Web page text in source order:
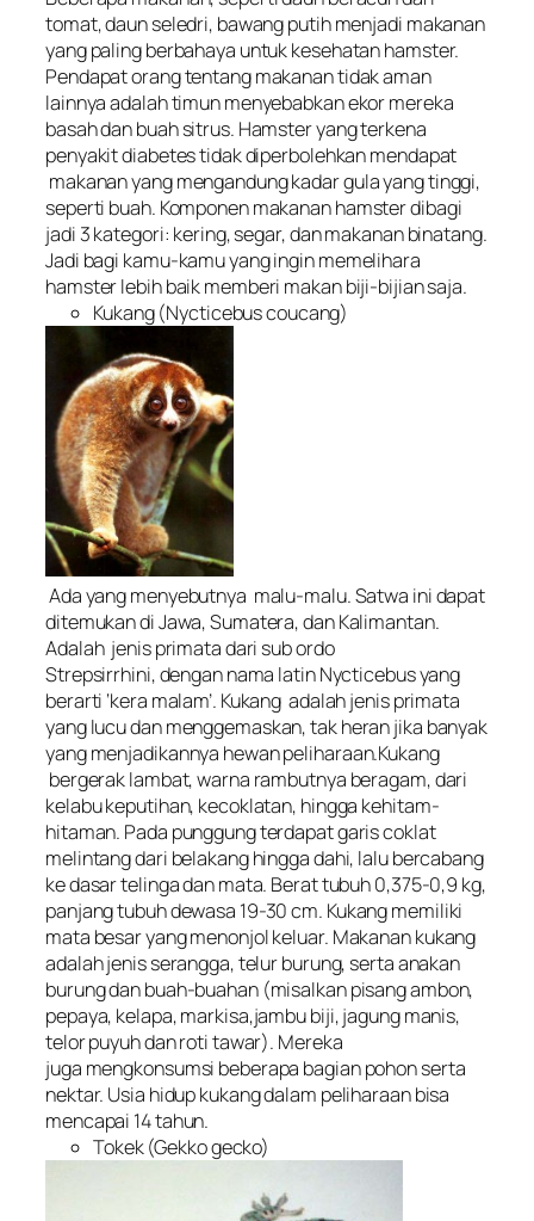
tomat, daun seledri, bawang putih menjadi makanan
yang paling berbahaya untuk kesehatan hamster.
Pendapat orang tentang makanan tidak aman
lainnya adalah timun menyebabkan ekor mereka
basah dan buah sitrus. Hamster yang terkena
penyakit diabetes tidak diperbolehkan mendapat
makanan yang mengandung kadar gula yang tinggi,
seperti buah. Komponen makanan hamster dibagi
jadi 3 kategori: kering, segar, dan makanan binatang.
Jadi bagi kamu-kamu yang ingin memelihara
hamster lebih baik memberi makan biji-bijian saja.
Kukang (Nycticebus coucang)
Ada yang menyebutnya malu-malu. Satwa ini dapat
ditemukan di Jawa, Sumatera, dan Kalimantan.
Adalah jenis primata dari sub ordo
Strepsirrhini, dengan nama latin Nycticebus yang
berarti ‘kera malam’. Kukang adalah jenis primata
yang lucu dan menggemaskan, tak heran jika banyak
yang menjadikannya hewan peliharaan.Kukang
bergerak lambat, warna rambutnya beragam, dari
kelabu keputihan, kecoklatan, hingga kehitam-
hitaman. Pada punggung terdapat garis coklat
melintang dari belakang hingga dahi, lalu bercabang
ke dasar telinga dan mata. Berat tubuh 0,375-0,9 kg,
panjang tubuh dewasa 19-30 cm. Kukang memiliki
mata besar yang menonjol keluar. Makanan kukang
adalah jenis serangga, telur burung, serta anakan
burung dan buah-buahan (misalkan pisang ambon,
pepaya, kelapa, markisa,jambu biji, jagung manis,
telor puyuh dan roti tawar). Mereka
juga mengkonsumsi beberapa bagian pohon serta
nektar. Usia hidup kukang dalam peliharaan bisa
mencapai 14 tahun.
Tokek (Gekko gecko)